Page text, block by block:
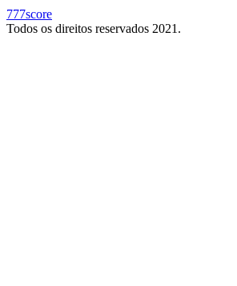
777score
Todos os direitos reservados 2021.